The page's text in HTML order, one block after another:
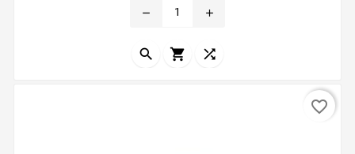
usar y no genera acumulacion en los detectores El
el costo maacutes bajo...
remove add
  
favorite_border